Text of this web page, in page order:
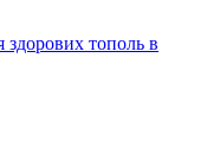
здорових тополь в